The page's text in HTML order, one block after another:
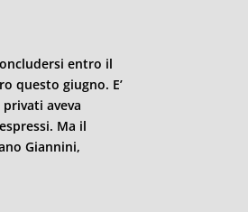
entro il
questo giugno. E’
aveva
Ma il
Giannini,